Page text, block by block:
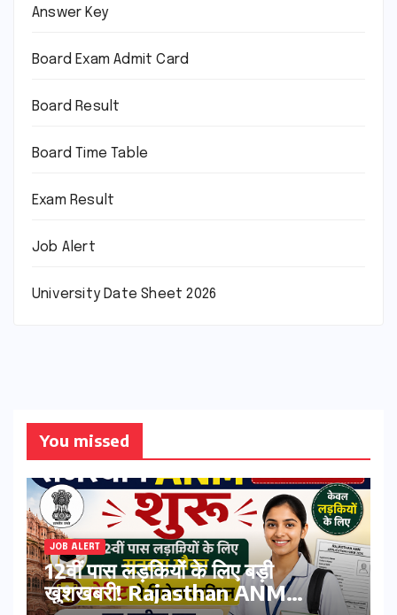
Answer Key
Board Exam Admit Card
Board Result
Board Time Table
Exam Result
Job Alert
University Date Sheet 2026
You missed
JOB ALERT
12वीं पास लड़कियों के लिए बड़ी
खुशखबरी! Rajasthan ANM